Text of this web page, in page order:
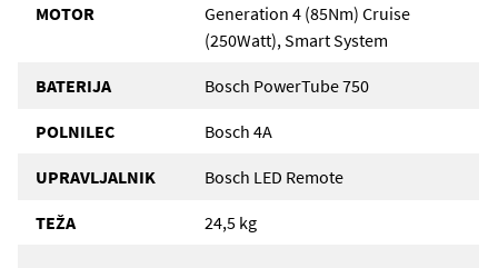
MOTOR
Generation 4 (85Nm) Cruise
(250Watt), Smart System
BATERIJA Bosch PowerTube 750
POLNILEC Bosch 4A
UPRAVLJALNIK Bosch LED Remote
TEŽA 24,5 kg